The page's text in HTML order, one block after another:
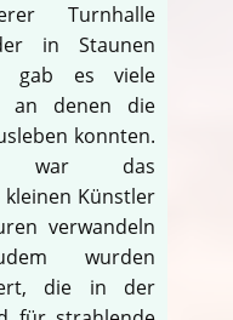
Turnhalle
in Staunen
gab es viele
an denen die
konnten.
war das
Künstler
verwandeln
wurden
die in der